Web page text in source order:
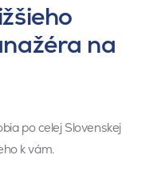
na
po celej Slovenskej
k vám.